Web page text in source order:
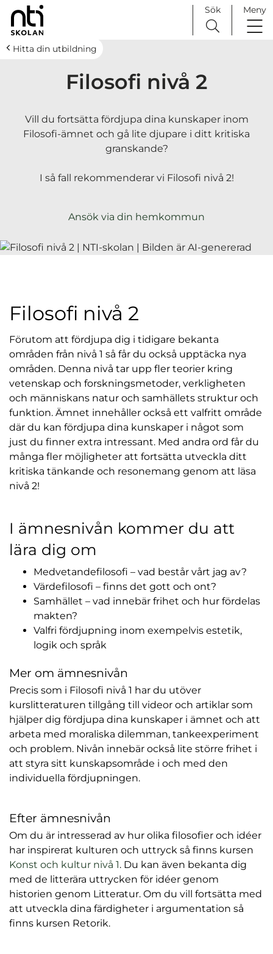
H
å
Huvudnavigation
Sök Meny
Hitta din utbildning
Filosofi nivå 2
Vill du fortsätta fördjupa dina kunskaper inom
Filosofi-ämnet och gå lite djupare i ditt kritiska
granskande?
I så fall rekommenderar vi Filosofi nivå 2!
Ansök via din hemkommun
Filosofi nivå 2
Förutom att fördjupa dig i tidigare bekanta
områden från nivå 1 så får du också upptäcka nya
områden. Denna nivå tar upp fler teorier kring
vetenskap och forskningsmetoder, verkligheten
och människans natur och samhällets struktur och
funktion. Ämnet innehåller också ett valfritt område
där du kan fördjupa dina kunskaper i något som
just du finner extra intressant. Med andra ord får du
många fler möjligheter att fortsätta utveckla ditt
kritiska tänkande och resonemang genom att läsa
nivå 2!
I ämnesnivån kommer du att
lära dig om
Medvetandefilosofi – vad består vårt jag av?
Värdefilosofi – finns det gott och ont?
Samhället – vad innebär frihet och hur fördelas
makten?
Valfri fördjupning inom exempelvis estetik,
logik och språk
Mer om ämnesnivån
Precis som i Filosofi nivå 1 har du utöver
kurslitteraturen tillgång till videor och artiklar som
hjälper dig fördjupa dina kunskaper i ämnet och att
arbeta med moraliska dilemman, tankeexperiment
och problem. Nivån innebär också lite större frihet i
att styra sitt kunskapsområde i och med den
individuella fördjupningen.
Efter ämnesnivån
Om du är intresserad av hur olika filosofier och idéer
har inspirerat kulturen och uttryck så finns kursen
Konst och kultur nivå 1(
ö
p
p
. Du kan även bekanta dig
med de litterära uttrycken för idéer genom
historien genom Litteratur. Om du vill fortsätta med
att utveckla dina färdigheter i argumentation så
finns kursen Retorik.